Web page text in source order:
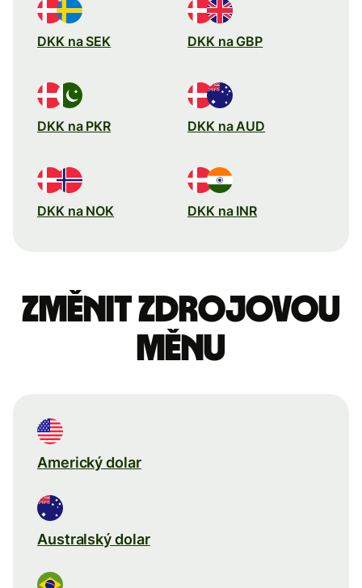
DKK na SEK DKK na GBP
DKK na PKR DKK na AUD
DKK na NOK DKK na INR
Změnit zdrojovou
měnu
Americký dolar
Australský dolar